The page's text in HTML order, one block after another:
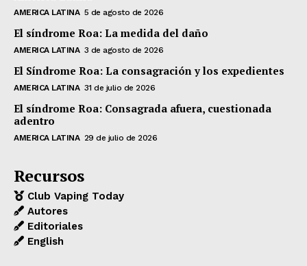
AMERICA LATINA 5 de agosto de 2026
El síndrome Roa: La medida del daño
AMERICA LATINA 3 de agosto de 2026
El Síndrome Roa: La consagración y los expedientes
AMERICA LATINA 31 de julio de 2026
El síndrome Roa: Consagrada afuera, cuestionada
adentro
AMERICA LATINA 29 de julio de 2026
Recursos
Club Vaping Today
Autores
Editoriales
English